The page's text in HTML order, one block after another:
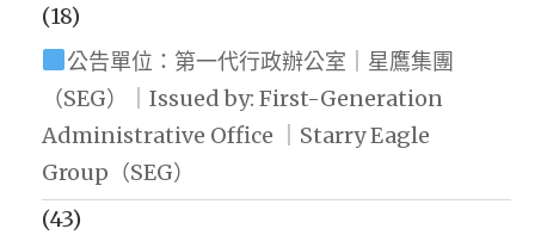
(18)
公告單位：第一代行政辦公室｜星鷹集團
（SEG）｜Issued by: First-Generation
Administrative Office ｜Starry Eagle
Group（SEG）
(43)